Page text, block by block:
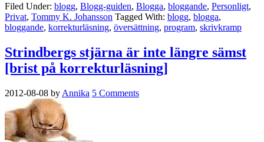
Filed Under: blogg, Blogg-guiden, Blogga, bloggande, Personligt,
Privat, Tommy K. Johansson Tagged With: blogg, blogga,
bloggande, korrekturläsning, översättning, program, skrivkramp
Strindbergs stjärna är inte längre sämst
[brist på korrekturläsning]
2012-08-08 by Annika 5 Comments